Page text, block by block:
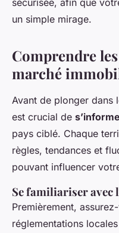
un simple mirage.
Comprendre
marché
Avant de plonger dans
est crucial de
pays ciblé. Chaque
règles, tendances et
pouvant influencer
Se familiariser avec
Premièrement,
réglementations